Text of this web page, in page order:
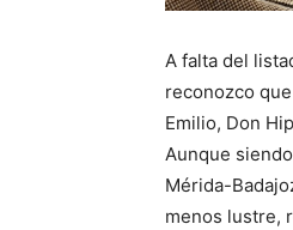
A falta del
reconozco
Emilio, Don
Aunque
Mérida-
menos lustre,